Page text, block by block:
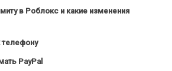
в Роблокс и какие изменения
телефону
PayPal